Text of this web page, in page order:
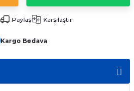
Paylaş Karşılaştır
Kargo Bedava